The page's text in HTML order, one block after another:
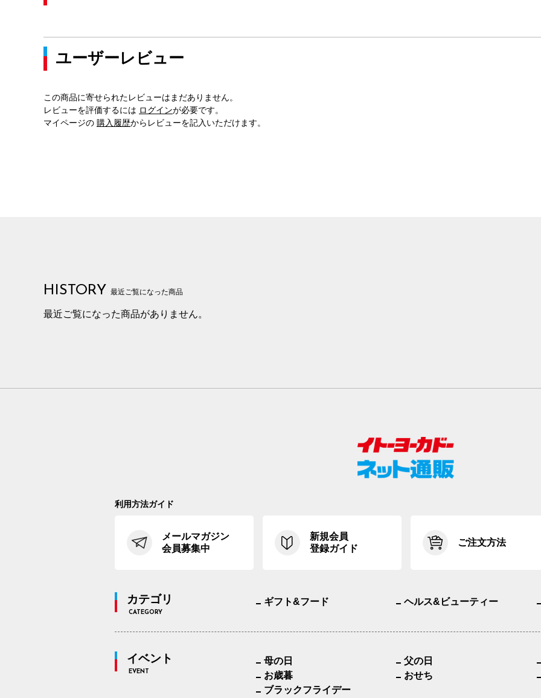
ユーザーレビュー
この商品に寄せられたレビューはまだありません。
レビューを評価するには ログインが必要です。
マイページの 購入履歴からレビューを記入いただけます。
HISTORY 最近ご覧になった商品
最近ご覧になった商品がありません。
利用方法ガイド
メールマガジン
会員募集中
新規会員
登録ガイド
ご注文方法
カテゴリ
CATEGORY
ギフト&フード ヘルス&ビューティー
イベント
EVENT
母の日
父の日
お歳暮
おせち
ブラックフライデー